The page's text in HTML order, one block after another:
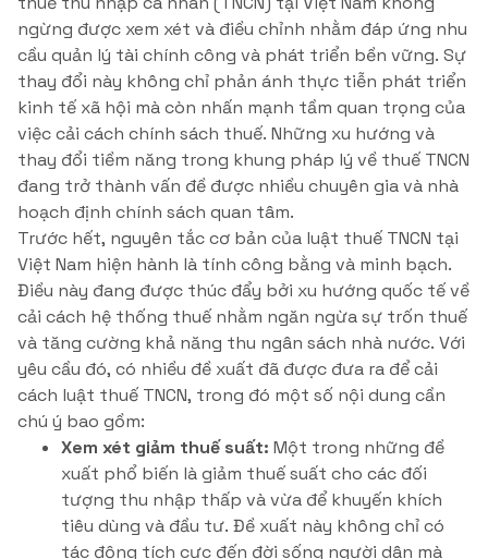
ngừng được xem xét và điều chỉnh nhằm đáp ứng nhu
cầu quản lý tài chính công và phát triển bền vững. Sự
thay đổi này không chỉ phản ánh thực tiễn phát triển
kinh tế xã hội mà còn nhấn mạnh tầm quan trọng của
việc cải cách chính sách thuế. Những xu hướng và
thay đổi tiềm năng trong khung pháp lý về thuế TNCN
đang trở thành vấn đề được nhiều chuyên gia và nhà
hoạch định chính sách quan tâm.
Trước hết, nguyên tắc cơ bản của luật thuế TNCN tại
Việt Nam hiện hành là tính công bằng và minh bạch.
Điều này đang được thúc đẩy bởi xu hướng quốc tế về
cải cách hệ thống thuế nhằm ngăn ngừa sự trốn thuế
và tăng cường khả năng thu ngân sách nhà nước. Với
yêu cầu đó, có nhiều đề xuất đã được đưa ra để cải
cách luật thuế TNCN, trong đó một số nội dung cần
chú ý bao gồm:
Xem xét giảm thuế suất: Một trong những đề
xuất phổ biến là giảm thuế suất cho các đối
tượng thu nhập thấp và vừa để khuyến khích
tiêu dùng và đầu tư. Đề xuất này không chỉ có
tác động tích cực đến đời sống người dân mà